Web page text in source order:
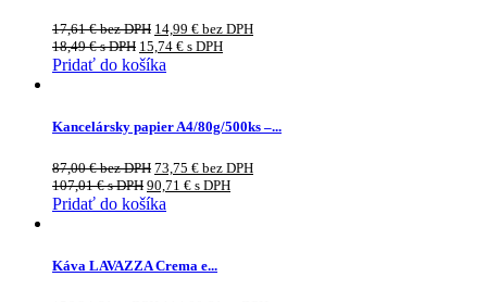
17,61€bez DPH 14,99 € bez DPH
18,49€s DPH 15,74 € s DPH
Pridať do košíka
Kancelársky papier A4/80g/500ks –...
87,00€bez DPH 73,75 € bez DPH
107,01€s DPH 90,71 € s DPH
Pridať do košíka
Káva LAVAZZA Crema e...